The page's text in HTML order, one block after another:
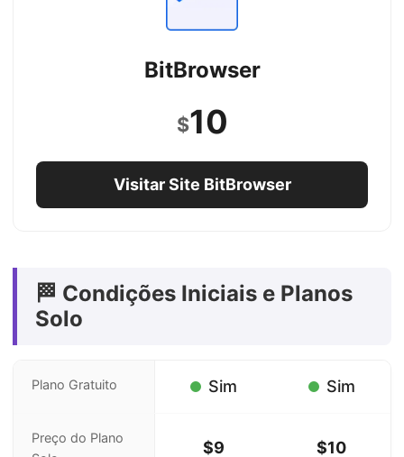
BitBrowser
$10
Visitar Site BitBrowser
🏁 Condições Iniciais e Planos
Solo
Plano Gratuito Sim Sim
Preço do Plano
$9 $10